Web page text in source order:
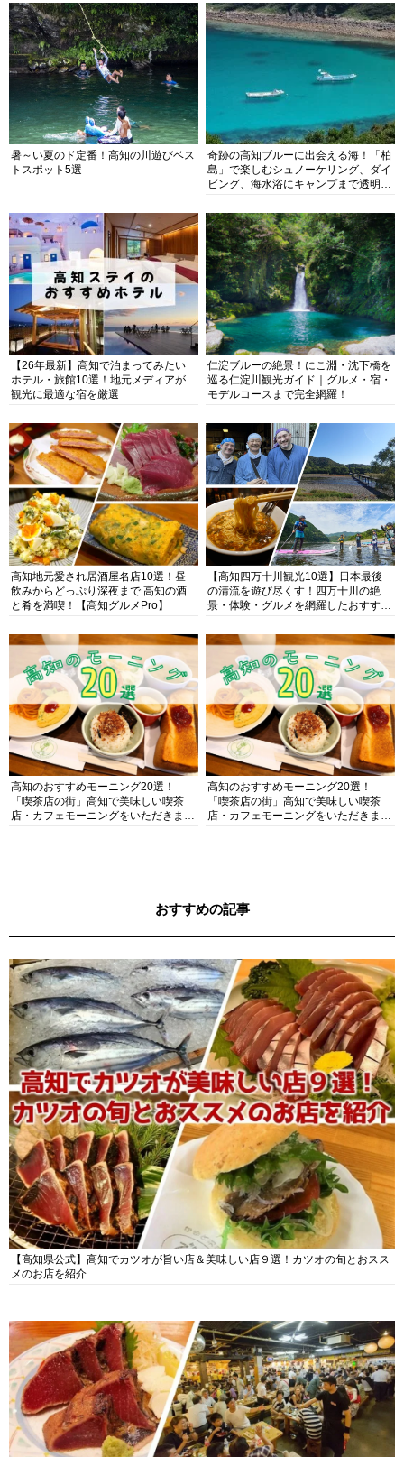
暑～い夏のド定番！高知の川遊びベス
トスポット5選
奇跡の高知ブルーに出会える海！「柏
島」で楽しむシュノーケリング、ダイ
ビング、海水浴にキャンプまで透明度
【26年最新】高知で泊まってみたい
ホテル・旅館10選！地元メディアが
観光に最適な宿を厳選
仁淀ブルーの絶景！にこ淵・沈下橋を
巡る仁淀川観光ガイド｜グルメ・宿・
モデルコースまで完全網羅！
高知地元愛され居酒屋名店10選！昼
飲みからどっぷり深夜まで 高知の酒
と肴を満喫！【高知グルメPro】
【高知四万十川観光10選】日本最後
の清流を遊び尽くす！四万十川の絶
景・体験・グルメを網羅したおすすめ
高知のおすすめモーニング20選！
「喫茶店の街」高知で美味しい喫茶
店・カフェモーニングをいただきま
高知のおすすめモーニング20選！
「喫茶店の街」高知で美味しい喫茶
店・カフェモーニングをいただきま
おすすめの記事
【高知県公式】高知でカツオが旨い店＆美味しい店９選！カツオの旬とおスス
メのお店を紹介